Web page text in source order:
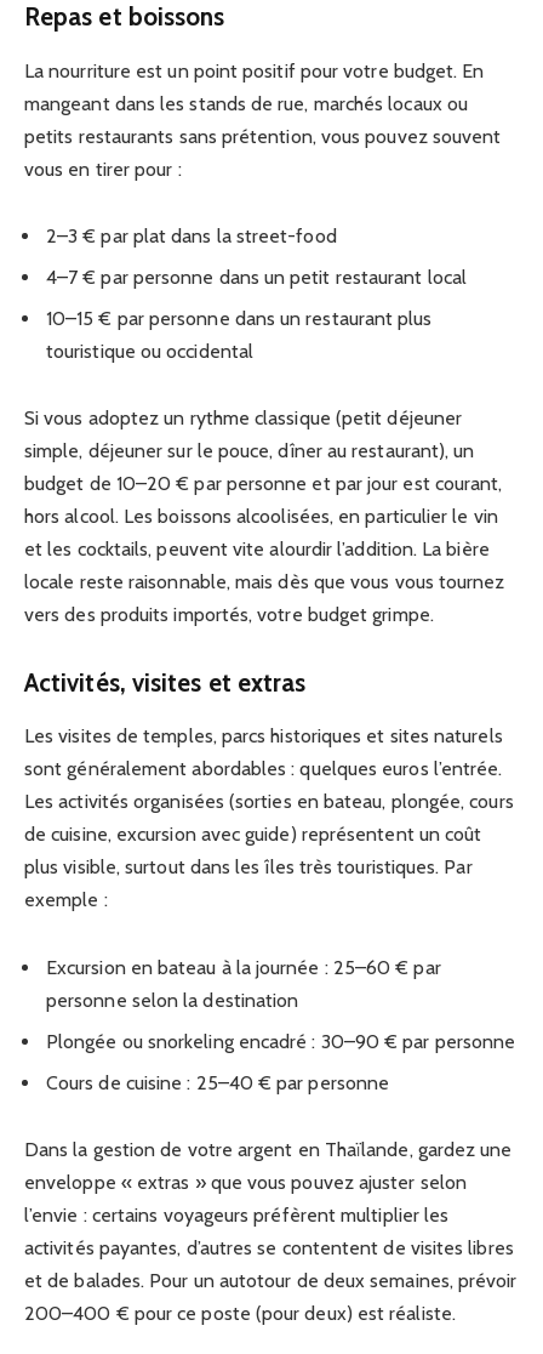
Repas et boissons
La nourriture est un point positif pour votre budget. En
mangeant dans les stands de rue, marchés locaux ou
petits restaurants sans prétention, vous pouvez souvent
vous en tirer pour :
2–3 € par plat dans la street-food
4–7 € par personne dans un petit restaurant local
10–15 € par personne dans un restaurant plus
touristique ou occidental
Si vous adoptez un rythme classique (petit déjeuner
simple, déjeuner sur le pouce, dîner au restaurant), un
budget de 10–20 € par personne et par jour est courant,
hors alcool. Les boissons alcoolisées, en particulier le vin
et les cocktails, peuvent vite alourdir l’addition. La bière
locale reste raisonnable, mais dès que vous vous tournez
vers des produits importés, votre budget grimpe.
Activités, visites et extras
Les visites de temples, parcs historiques et sites naturels
sont généralement abordables : quelques euros l’entrée.
Les activités organisées (sorties en bateau, plongée, cours
de cuisine, excursion avec guide) représentent un coût
plus visible, surtout dans les îles très touristiques. Par
exemple :
Excursion en bateau à la journée : 25–60 € par
personne selon la destination
Plongée ou snorkeling encadré : 30–90 € par personne
Cours de cuisine : 25–40 € par personne
Dans la gestion de votre argent en Thaïlande, gardez une
enveloppe « extras » que vous pouvez ajuster selon
l’envie : certains voyageurs préfèrent multiplier les
activités payantes, d’autres se contentent de visites libres
et de balades. Pour un autotour de deux semaines, prévoir
200–400 € pour ce poste (pour deux) est réaliste.